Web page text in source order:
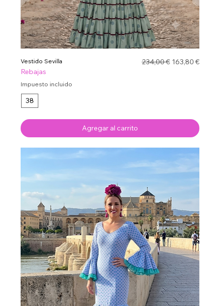
Vestido Sevilla Precio
234,00 € Precio de
163,80 €
Rebajas
Impuesto incluido
38
Agregar al carrito